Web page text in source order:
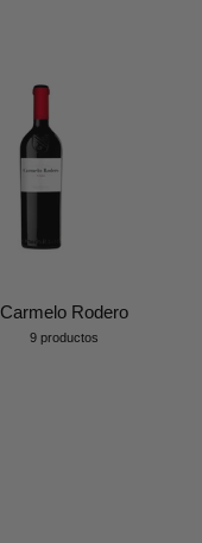
Carmelo Rodero
9 productos